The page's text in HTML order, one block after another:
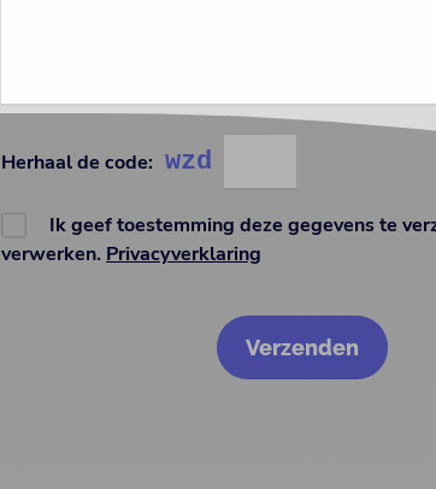
Herhaal de code: wzd
Ik geef toestemming deze gegevens te
verwerken. Privacyverklaring